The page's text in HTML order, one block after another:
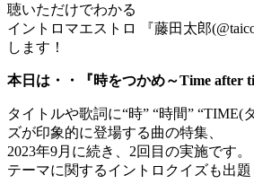
聴いただけでわかる
イントロマエストロ 『藤田太郎
します！
本日は・・『時をつかめ～Time after
タイトルや歌詞に“時” “時間” “TIME(
ズが印象的に登場する曲の特集、
2023年9月に続き、2回目の実施です。
テーマに関するイントロクイズも出題